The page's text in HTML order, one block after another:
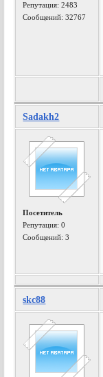
Репутация:2483
Сообщений: 32767
Sadakh2
Посетитель
Репутация:0
Сообщений: 3
skc88